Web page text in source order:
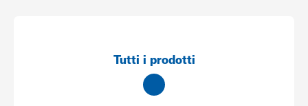
Tutti i prodotti